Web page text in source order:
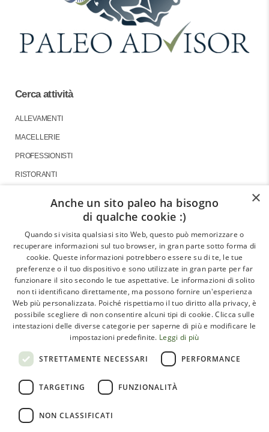
Cerca attività
ALLEVAMENTI
MACELLERIE
PROFESSIONISTI
RISTORANTI
GLI ARTICOLI
LE INTERVISTE
CHI SIAMO
CONTATTI
Paleoadvisor.net è un progetto di Francesca Pietrobon e
(RM) Italy – C.F. PTRFNC91T67l407X
×
Anche un sito paleo ha bisogno
di qualche cookie :)
Quando si visita qualsiasi sito Web, questo può memorizzare o
recuperare informazioni sul tuo browser, in gran parte sotto forma di
cookie. Queste informazioni potrebbero essere su di te, le tue
preferenze o il tuo dispositivo e sono utilizzate in gran parte per far
funzionare il sito secondo le tue aspettative. Le informazioni di solito
non ti identificano direttamente, ma possono fornire un'esperienza
Web più personalizzata. Poiché rispettiamo il tuo diritto alla privacy, è
possibile scegliere di non consentire alcuni tipi di cookie. Clicca sulle
intestazioni delle diverse categorie per saperne di più e modificare le
impostazioni predefinite. Leggi di più
STRETTAMENTE NECESSARI PERFORMANCE
TARGETING FUNZIONALITÀ
NON CLASSIFICATI